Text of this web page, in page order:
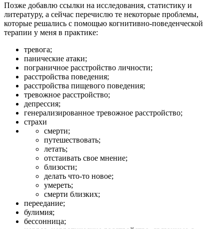
Позже добавлю ссылки на исследования, статистику и
литературу, а сейчас перечислю те некоторые проблемы,
которые решались с помощью когнитивно-поведенческой
терапии у меня в практике:
тревога;
панические атаки;
пограничное расстройство личности;
расстройства поведения;
расстройства пищевого поведения;
тревожное расстройство;
депрессия;
генерализированное тревожное расстройство;
страхи
смерти;
путешествовать;
летать;
отстаивать свое мнение;
близости;
делать что-то новое;
умереть;
смерти близких;
переедание;
булимия;
бессонница;